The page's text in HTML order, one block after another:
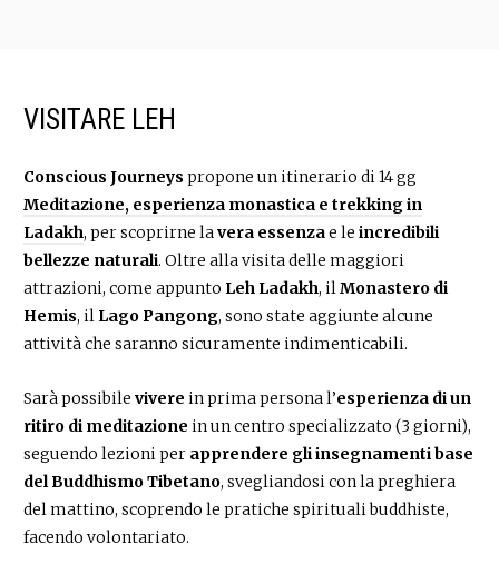
VISITARE LEH
Conscious Journeys propone un itinerario di 14 gg
Meditazione, esperienza monastica e trekking in
Ladakh, per scoprirne lavera essenzae le incredibili
bellezze naturali. Oltre alla visita delle maggiori
attrazioni, come appunto Leh Ladakh, ilMonastero di
Hemis, il Lago Pangong, sono state aggiunte alcune
attività che saranno sicuramente indimenticabili.
Sarà possibile vivere in prima persona l’esperienza di un
ritiro di meditazione in un centro specializzato (3 giorni),
seguendo lezioni per apprendere gli insegnamenti base
del Buddhismo Tibetano, svegliandosi con la preghiera
del mattino, scoprendo le pratiche spirituali buddhiste,
facendo volontariato.